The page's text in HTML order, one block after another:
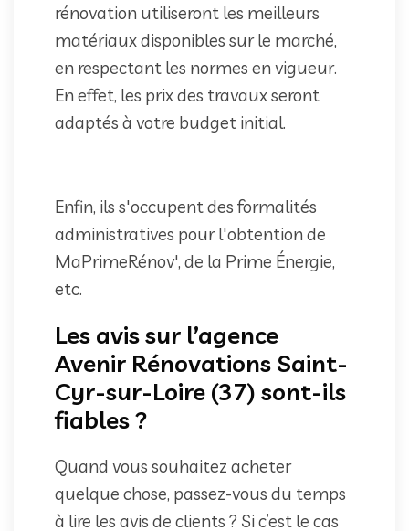
rénovation utiliseront les meilleurs
matériaux disponibles sur le marché,
en respectant les normes en vigueur.
En effet, les prix des travaux seront
adaptés à votre budget initial.
Enfin, ils s'occupent des formalités
administratives pour l'obtention de
MaPrimeRénov', de la Prime Énergie,
etc.
Les avis sur l’agence
Avenir Rénovations Saint-
Cyr-sur-Loire (37) sont-ils
fiables ?
Quand vous souhaitez acheter
quelque chose, passez-vous du temps
à lire les avis de clients ? Si c’est le cas